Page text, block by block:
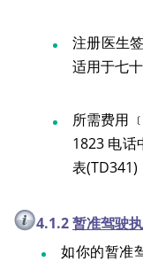
注册医生
适用于七
所需费用
1823 电话
表(TD341)
4.1.2暂准驾驶
如你的暂准